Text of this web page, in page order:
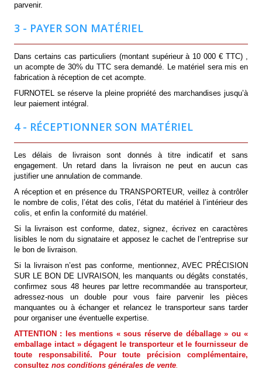
parvenir.
3 - PAYER SON MATÉRIEL
Dans certains cas particuliers (montant supérieur à 10 000 € TTC) ,
un acompte de 30% du TTC sera demandé. Le matériel sera mis en
fabrication à réception de cet acompte.
FURNOTEL se réserve la pleine propriété des marchandises jusqu’à
leur paiement intégral.
4 - RÉCEPTIONNER SON MATÉRIEL
Les délais de livraison sont donnés à titre indicatif et sans
engagement. Un retard dans la livraison ne peut en aucun cas
justifier une annulation de commande.
A réception et en présence du TRANSPORTEUR, veillez à contrôler
le nombre de colis, l’état des colis, l’état du matériel à l’intérieur des
colis, et enfin la conformité du matériel.
Si la livraison est conforme, datez, signez, écrivez en caractères
lisibles le nom du signataire et apposez le cachet de l’entreprise sur
le bon de livraison.
Si la livraison n’est pas conforme, mentionnez, AVEC PRÉCISION
SUR LE BON DE LIVRAISON, les manquants ou dégâts constatés,
confirmez sous 48 heures par lettre recommandée au transporteur,
adressez-nous un double pour vous faire parvenir les pièces
manquantes ou à échanger et relancez le transporteur sans tarder
pour organiser une éventuelle expertise.
ATTENTION :
les mentions « sous réserve de déballage » ou «
emballage intact » dégagent le transporteur et le fournisseur de
toute responsabilité. Pour toute précision complémentaire,
consultez nos conditions générales de vente.